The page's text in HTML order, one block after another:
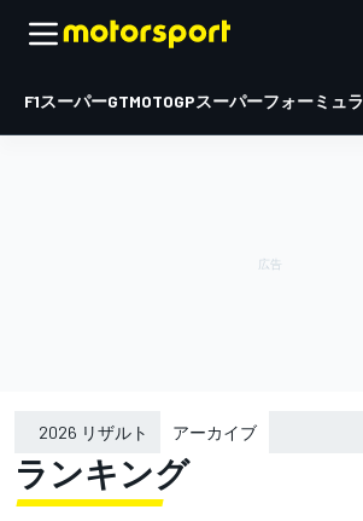
F1スーパーGTMOTOGPスーパーフォーミュラ
2026 リザルト アーカイブ
ランキング